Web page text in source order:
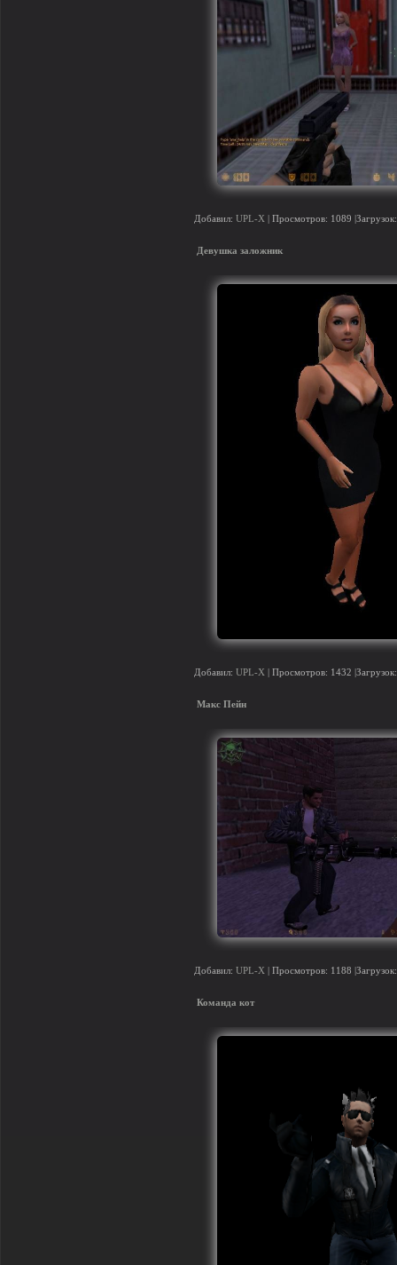
Добавил: UPL-X | Просмотров: 1089
Девушка заложник
Добавил: UPL-X | Просмотров: 1432
Макс Пейн
Добавил: UPL-X | Просмотров: 1188
Команда кот